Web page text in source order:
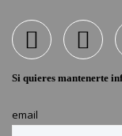
Si quieres mantenerte
email